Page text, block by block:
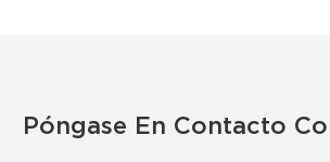
Póngase En Contacto